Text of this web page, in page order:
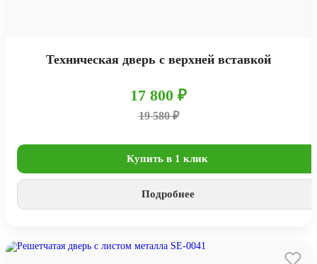
Техническая дверь с верхней вставкой
17 800 ₽
19 580 ₽
Купить в 1 клик
Подробнее